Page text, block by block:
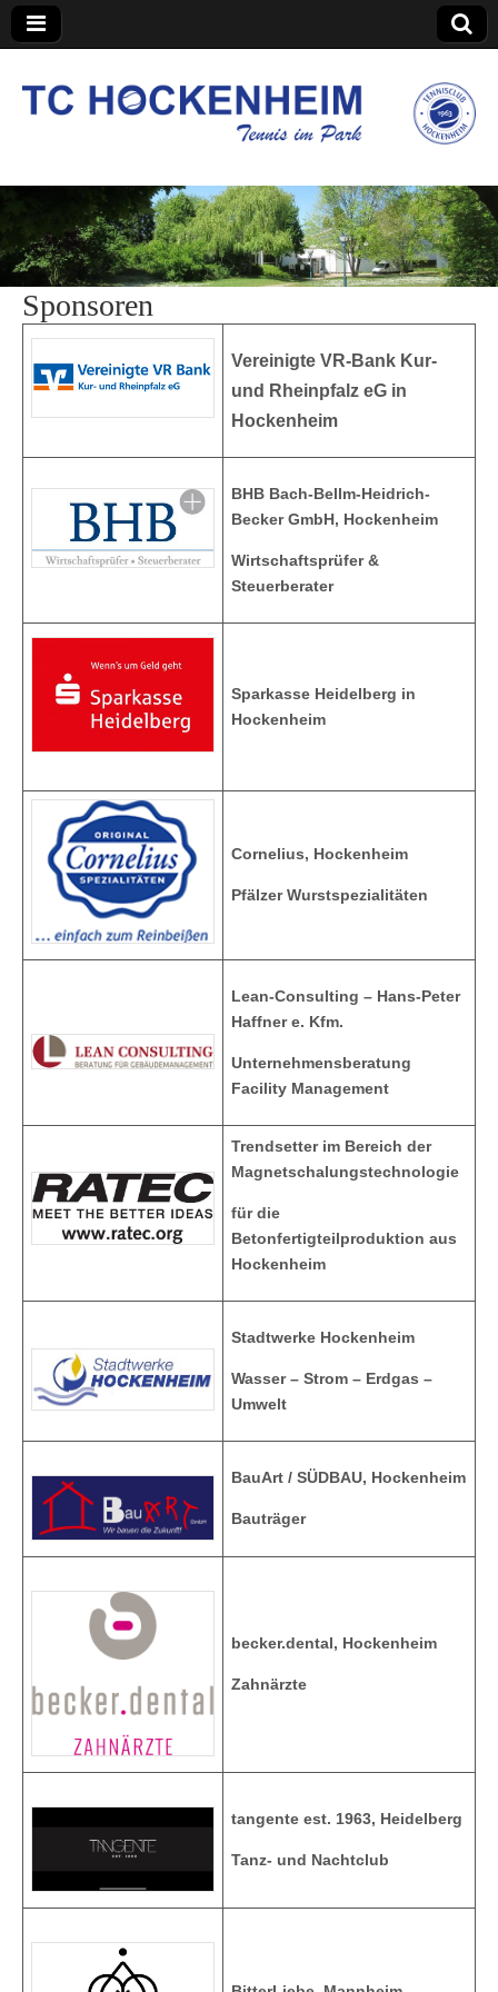
TC Hockenheim
Sponsoren
Vereinigte VR-Bank Kur-
und Rheinpfalz eG in
Hockenheim
BHB Bach-Bellm-Heidrich-
Becker GmbH, Hockenheim
Wirtschaftsprüfer &
Steuerberater
Sparkasse Heidelberg in
Hockenheim
Cornelius, Hockenheim
Pfälzer Wurstspezialitäten
Lean-Consulting – Hans-Peter
Haffner e. Kfm.
Unternehmensberatung
Facility Management
Trendsetter im Bereich der
Magnetschalungstechnologie
für die
Betonfertigteilproduktion aus
Hockenheim
Stadtwerke Hockenheim
Wasser – Strom – Erdgas –
Umwelt
BauArt / SÜDBAU, Hockenheim
Bauträger
becker.dental, Hockenheim
Zahnärzte
tangente est. 1963, Heidelberg
Tanz- und Nachtclub